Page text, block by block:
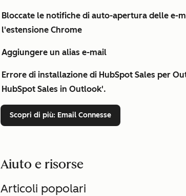
Bloccate le notifiche di auto-apertura delle e-
l'estensione Chrome
Aggiungere un alias e-mail
Errore di installazione di HubSpot Sales per
HubSpot Sales in Outlook'.
Scopri di più: Email Connesse
Aiuto e risorse
Articoli popolari